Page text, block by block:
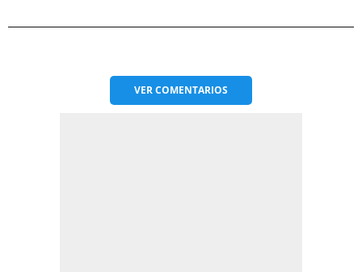
VERCOMENTARIOS